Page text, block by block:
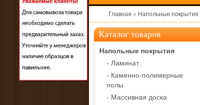
Главная » Напольные покрытия
Каталог товаров
Напольные покрытия
- Ламинат
- Каменно-полимерные
полы
- Массивная доска